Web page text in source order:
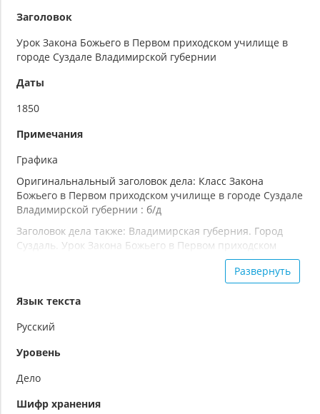
Заголовок
Урок Закона Божьего в Первом приходском училище в
городе Суздале Владимирской губернии
Даты
1850
Примечания
Графика
Оригинальнальный заголовок дела: Класс Закона
Божьего в Первом приходском училище в городе Суздале
Владимирской губернии : б/д
Заголовок дела также: Владимирская губерния. Город
Суздаль. Урок Закона Божьего в Первом приходском
училище в городе Суздале Владимирской губернии
Развернуть
Язык текста
Русский
Уровень
Дело
Шифр хранения